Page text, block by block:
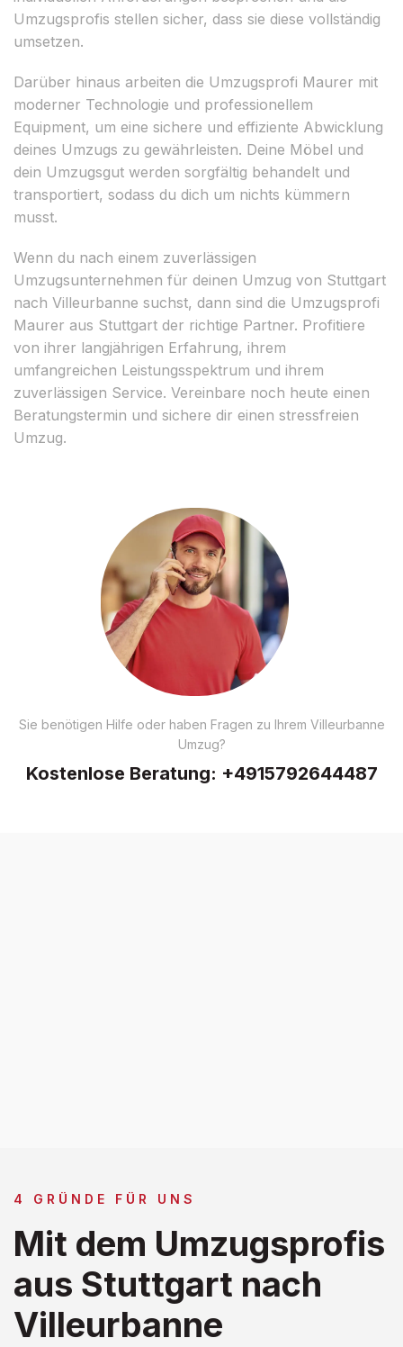
Umzugsprofis stellen sicher, dass sie diese vollständig
umsetzen.
Darüber hinaus arbeiten die Umzugsprofi Maurer mit
moderner Technologie und professionellem
Equipment, um eine sichere und effiziente Abwicklung
deines Umzugs zu gewährleisten. Deine Möbel und
dein Umzugsgut werden sorgfältig behandelt und
transportiert, sodass du dich um nichts kümmern
musst.
Wenn du nach einem zuverlässigen
Umzugsunternehmen für deinen Umzug von Stuttgart
nach Villeurbanne suchst, dann sind die Umzugsprofi
Maurer aus Stuttgart der richtige Partner. Profitiere
von ihrer langjährigen Erfahrung, ihrem
umfangreichen Leistungsspektrum und ihrem
zuverlässigen Service. Vereinbare noch heute einen
Beratungstermin und sichere dir einen stressfreien
Umzug.
Sie benötigen Hilfe oder haben Fragen zu Ihrem Villeurbanne
Umzug?
Kostenlose Beratung: +4915792644487
4 GRÜNDE FÜR UNS
Mit dem Umzugsprofis
aus Stuttgart nach
Villeurbanne